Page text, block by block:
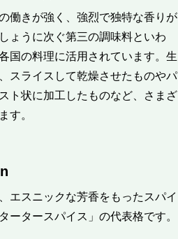
働きが強く、強烈で独特な香りが
ょうに次ぐ第三の調味料といわ
国の料理に活用されています。生
スライスして乾燥させたものやパ
ト状に加工したものなど、さまざ
す。
エスニックな芳香をもったスパイ
ータースパイス」の代表格です。